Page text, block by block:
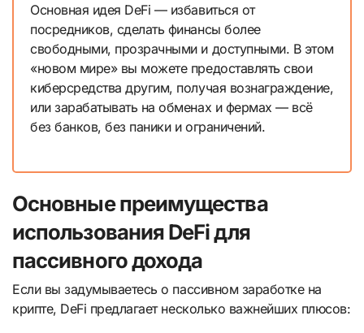
Основная идея DeFi — избавиться от
посредников, сделать финансы более
свободными, прозрачными и доступными. В этом
«новом мире» вы можете предоставлять свои
киберсредства другим, получая вознаграждение,
или зарабатывать на обменах и фермах — всё
без банков, без паники и ограничений.
Основные преимущества
использования DeFi для
пассивного дохода
Если вы задумываетесь о пассивном заработке на
крипте, DeFi предлагает несколько важнейших плюсов: